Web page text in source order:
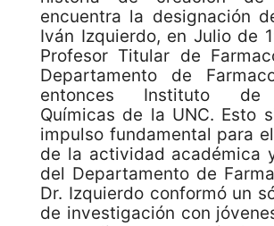
encuentra la designación
Iván Izquierdo, en Julio de
Profesor Titular de
Departamento de
entonces Instituto de
Químicas de la UNC. Esto
impulso fundamental para
de la actividad académica
del Departamento de
Dr. Izquierdo conformó un
de investigación con